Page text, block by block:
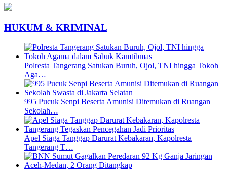
HUKUM & KRIMINAL
Polresta Tangerang Satukan Buruh, Ojol, TNI hingga Tokoh
Aga…
995 Pucuk Senpi Beserta Amunisi Ditemukan di Ruangan
Sekolah…
Apel Siaga Tanggap Darurat Kebakaran, Kapolresta
Tangerang T…